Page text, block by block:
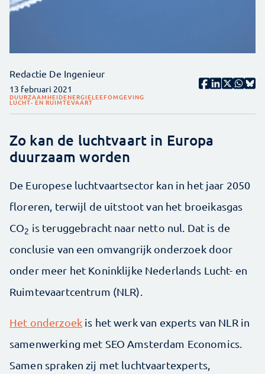
Redactie De Ingenieur
13 februari 2021
DUURZAAMHEIDENERGIELEEFOMGEVING
LUCHT- EN RUIMTEVAART
Zo kan de luchtvaart in Europa
duurzaam worden
De Europese luchtvaartsector kan in het jaar 2050
floreren, terwijl de uitstoot van het broeikasgas
CO2 is teruggebracht naar netto nul. Dat is de
conclusie van een omvangrijk onderzoek door
onder meer het Koninklijke Nederlands Lucht- en
Ruimtevaartcentrum (NLR).
Het onderzoekis het werk van experts van NLR in
samenwerking met SEO Amsterdam Economics.
Samen spraken zij met luchtvaartexperts,